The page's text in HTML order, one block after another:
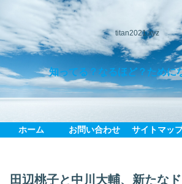
titan2021.xyz
知ってる？なるほど？ために
ホーム お問い合わせ サイトマッ
田辺桃子と中川大輔、新たな